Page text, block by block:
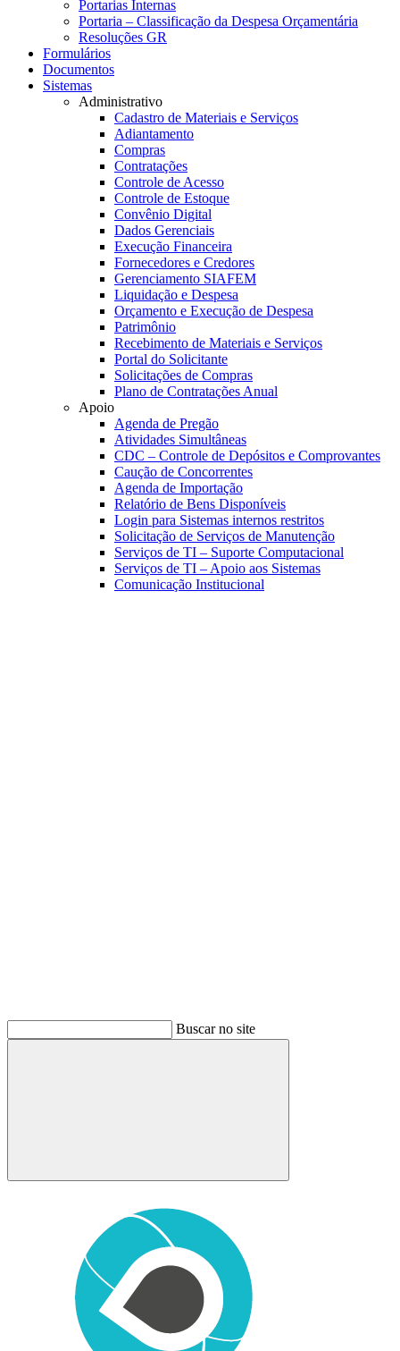
Portarias Internas
Portaria – Classificação da Despesa Orçamentária
Resoluções GR
Formulários
Documentos
Sistemas
Administrativo
Cadastro de Materiais e Serviços
Adiantamento
Compras
Contratações
Controle de Acesso
Controle de Estoque
Convênio Digital
Dados Gerenciais
Execução Financeira
Fornecedores e Credores
Gerenciamento SIAFEM
Liquidação e Despesa
Orçamento e Execução de Despesa
Patrimônio
Recebimento de Materiais e Serviços
Portal do Solicitante
Solicitações de Compras
Plano de Contratações Anual
Apoio
Agenda de Pregão
Atividades Simultâneas
CDC – Controle de Depósitos e Comprovantes
Caução de Concorrentes
Agenda de Importação
Relatório de Bens Disponíveis
Login para Sistemas internos restritos
Solicitação de Serviços de Manutenção
Serviços de TI – Suporte Computacional
Serviços de TI – Apoio aos Sistemas
Comunicação Institucional
Buscar no site
Buscar